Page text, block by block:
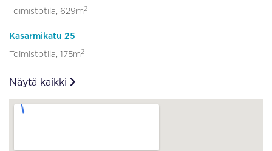
Toimistotila, 629m2
Kasarmikatu 25
Toimistotila, 175m2
Näytä kaikki